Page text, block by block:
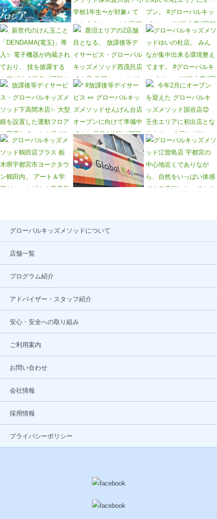
グローバルキッズメソッドについて
店舗一覧
プログラム紹介
アドバイザー・スタッフ紹介
安心・安全への取り組み
ご利用案内
お問い合わせ
会社情報
採用情報
プライバシーポリシー